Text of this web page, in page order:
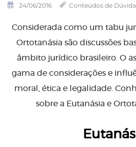
24/06/2016 Conteúdos de
Considerada como um tabu
Ortotanásia são discussões
âmbito jurídico brasileiro. O
gama de considerações e
moral, ética e legalidade.
sobre a Eutanásia e